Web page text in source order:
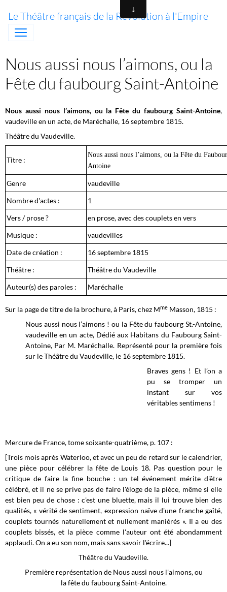
Le Théâtre français de la Révolution à l'Empire
Nous aussi nous l’aimons, ou la
Fête du faubourg Saint-Antoine
Nous aussi nous l’aimons, ou la Fête du faubourg Saint-Antoine,
vaudeville en un acte, de Maréchalle, 16 septembre 1815.
Théâtre du Vaudeville.
Titre :
Nous aussi nous l’aimons, ou la Fête du
Antoine
Genre
vaudeville
Nombre d'actes :
1
Vers / prose ?
en prose, avec des couplets en vers
Musique :
vaudevilles
Date de création :
16 septembre 1815
Théâtre :
Théâtre du Vaudeville
Auteur(s) des paroles :
Maréchalle
Sur la page de titre de la brochure, à Paris, chez Mme Masson, 1815 :
Nous aussi nous l’aimons ! ou la Fête du faubourg St.-Antoine,
vaudeville en un acte, Dédié aux Habitans du Faubourg Saint-
Antoine, Par M. Maréchalle. Représenté pour la première fois
sur le Théâtre du Vaudeville, le 16 septembre 1815.
Braves gens ! Et l’on a
pu se tromper un
instant sur vos
véritables sentimens !
Mercure de France, tome soixante-quatrième, p. 107 :
[Trois mois après Waterloo, et avec un peu de retard sur le calendrier,
une pièce pour célébrer la fête de Louis 18. Pas question pour le
critique de faire la fine bouche : un tel événement mérite d'être
célébré, et il ne se prive pas de faire l'éloge de la pièce, même si elle
est bien peu de chose : c'est une bluette, mais il lui trouve bien des
qualités, « vérité de sentiment, expression naïve d'une franche gaîté,
couplets tournés naturellement et nullement maniérés ». Il a eu des
couplets bissés, et la pièce comme l'auteur ont été abondamment
applaudi. On a eu son nom, mais sans savoir l'écrire...]
Théâtre du Vaudeville.
Première représentation de Nous aussi nous l'aimons, ou
la fête du faubourg Saint-Antoine.